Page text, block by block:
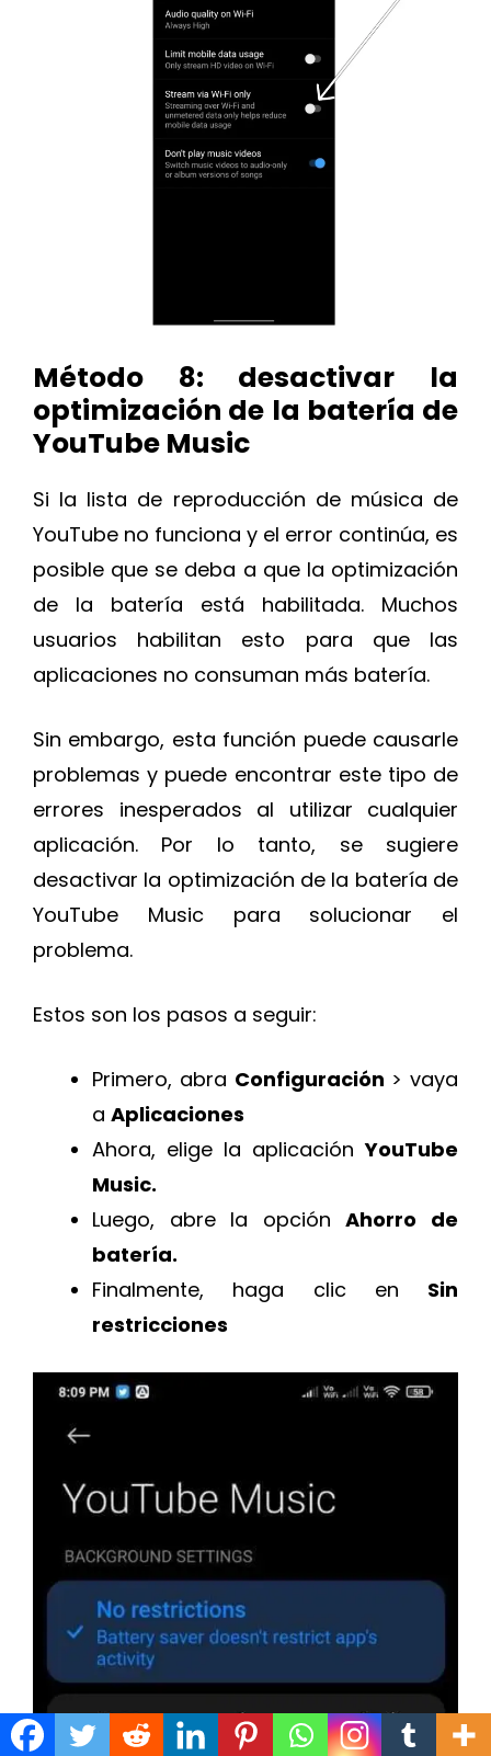
Método 8: desactivar la
optimización de la batería de
YouTube Music
Si la lista de reproducción de música de
YouTube no funciona y el error continúa, es
posible que se deba a que la optimización
de la batería está habilitada. Muchos
usuarios habilitan esto para que las
aplicaciones no consuman más batería.
Sin embargo, esta función puede causarle
problemas y puede encontrar este tipo de
errores inesperados al utilizar cualquier
aplicación. Por lo tanto, se sugiere
desactivar la optimización de la batería de
YouTube Music para solucionar el
problema.
Estos son los pasos a seguir:
Primero, abra Configuración > vaya
a Aplicaciones
Ahora, elige la aplicaciónYouTube
Music.
Luego, abre la opciónAhorro de
batería.
Finalmente, haga clic en Sin
restricciones